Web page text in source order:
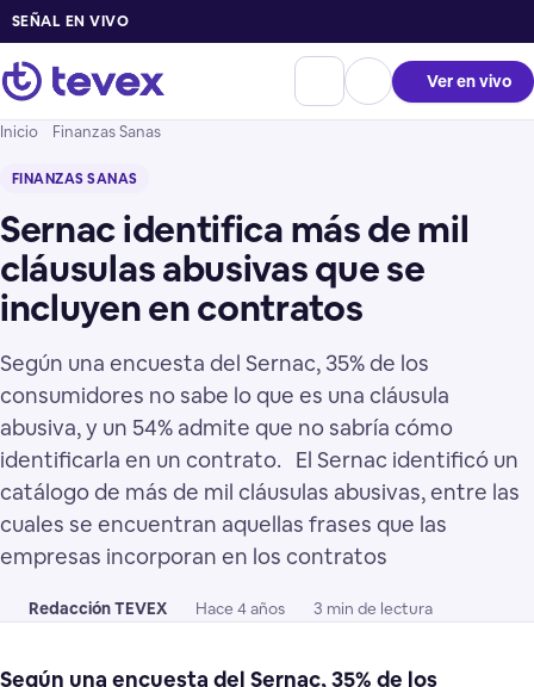
SEÑAL EN VIVO
Ver en vivo
Inicio Finanzas Sanas
FINANZAS SANAS
Sernac identifica más de mil
cláusulas abusivas que se
incluyen en contratos
Según una encuesta del Sernac, 35% de los
consumidores no sabe lo que es una cláusula
abusiva, y un 54% admite que no sabría cómo
identificarla en un contrato. El Sernac identificó un
catálogo de más de mil cláusulas abusivas, entre las
cuales se encuentran aquellas frases que las
empresas incorporan en los contratos
Redacción TEVEX Hace 4 años 3 min de lectura
Según una encuesta del Sernac, 35% de los